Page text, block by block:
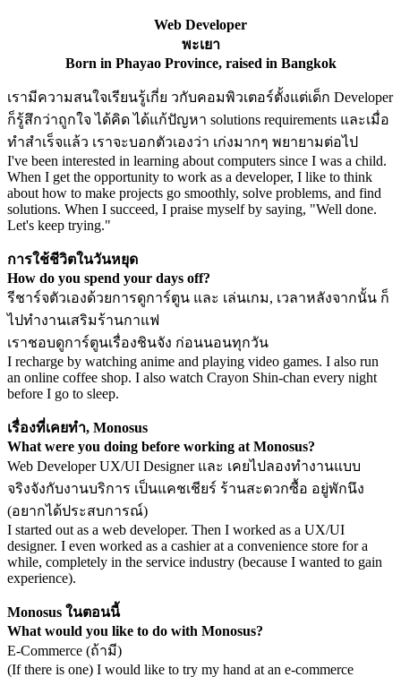
Web Developer
พะเยา
Born in Phayao Province, raised in Bangkok
เรามีความสนใจเรียนรู้เกี่ย วกับคอมพิวเตอร์ตั้งแต่เด็ก Developer
ก็รู้สึกว่าถูกใจ ได้คิด ได้แก้ปัญหา solutions requirements และเมื่อ
ทำสำเร็จแล้ว เราจะบอกตัวเองว่า เก่งมากๆ พยายามต่อไป
I've been interested in learning about computers since I was a child.
When I get the opportunity to work as a developer, I like to think
about how to make projects go smoothly, solve problems, and find
solutions. When I succeed, I praise myself by saying, "Well done.
Let's keep trying."
การใช้ชีวิตในวันหยุด
How do you spend your days off?
รีชาร์จตัวเองด้วยการดูการ์ตูน และ เล่นเกม, เวลาหลังจากนั้น ก็
ไปทำงานเสริมร้านกาแฟ
เราชอบดูการ์ตูนเรื่องชินจัง ก่อนนอนทุกวัน
I recharge by watching anime and playing video games. I also run
an online coffee shop. I also watch Crayon Shin-chan every night
before I go to sleep.
เรื่องที่เคยทำ, Monosus
What were you doing before working at Monosus?
Web Developer UX/UI Designer และ เคยไปลองทำงานแบบ
จริงจังกับงานบริการ เป็นแคชเชียร์ ร้านสะดวกซื้อ อยู่พักนึง
(อยากได้ประสบการณ์)
I started out as a web developer. Then I worked as a UX/UI
designer. I even worked as a cashier at a convenience store for a
while, completely in the service industry (because I wanted to gain
experience).
Monosus ในตอนนี้
What would you like to do with Monosus?
E-Commerce (ถ้ามี)
(If there is one) I would like to try my hand at an e-commerce